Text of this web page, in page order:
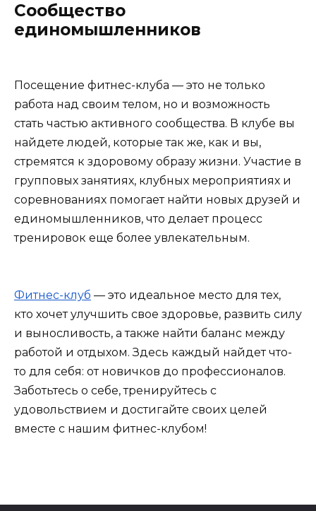
Сообщество
единомышленников
Посещение фитнес-клуба — это не только
работа над своим телом, но и возможность
стать частью активного сообщества. В клубе вы
найдете людей, которые так же, как и вы,
стремятся к здоровому образу жизни. Участие в
групповых занятиях, клубных мероприятиях и
соревнованиях помогает найти новых друзей и
единомышленников, что делает процесс
тренировок еще более увлекательным.
Фитнес-клуб — это идеальное место для тех,
кто хочет улучшить свое здоровье, развить силу
и выносливость, а также найти баланс между
работой и отдыхом. Здесь каждый найдет что-
то для себя: от новичков до профессионалов.
Заботьтесь о себе, тренируйтесь с
удовольствием и достигайте своих целей
вместе с нашим фитнес-клубом!